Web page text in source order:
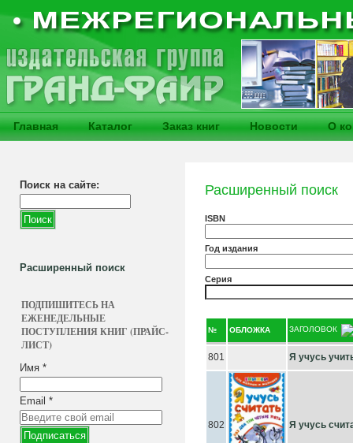
Главная Каталог Заказ книг Новости О
Поиск на сайте:
Расширенный поиск
ПОДПИШИТЕСЬ НА
ЕЖЕНЕДЕЛЬНЫЕ
ПОСТУПЛЕНИЯ КНИГ (ПРАЙС-
ЛИСТ)
Имя *
Email *
Расширенный поиск
ISBN
Год издания
Серия
№ ОБЛОЖКА ЗАГОЛОВОК
801 Я учусь
802 Я учусь